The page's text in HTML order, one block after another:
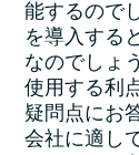
能するので
を導入する
なのでしょ
使用する利
疑問点にお
会社に適し